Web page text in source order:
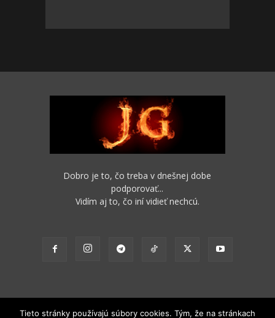
Dobro je to, čo treba v dnešnej dobe
podporovať...
Vidím aj to, čo iní vidieť nechcú.
Tieto stránky používajú súbory cookies. Tým, že na stránkach